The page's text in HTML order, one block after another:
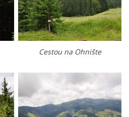
Cestou na Ohnište